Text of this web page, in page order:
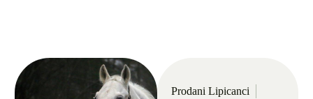
Prodani Lipicanci